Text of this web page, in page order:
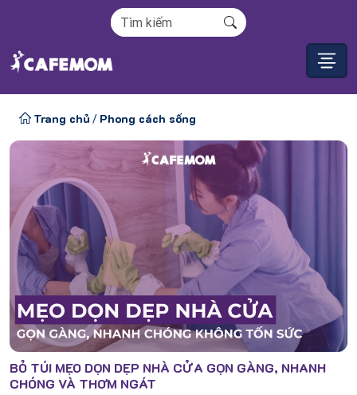
Trang chủ / Phong cách sống
BỎ TÚI MẸO DỌN DẸP NHÀ CỬA GỌN GÀNG, NHANH
CHÓNG VÀ THƠM NGÁT